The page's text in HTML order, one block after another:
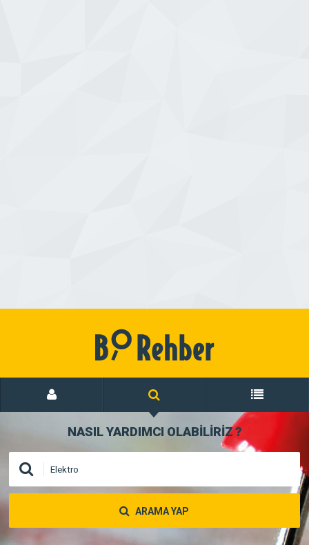
NASIL YARDIMCI OLABİLİRİZ?
ARAMA YAP